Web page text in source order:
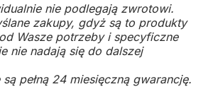
nie podlegają zwrotowi.
zakupy, gdyż są to produkty
Wasze potrzeby i specyficzne
nie nadają się do dalszej
pełną 24 miesięczną gwarancję.